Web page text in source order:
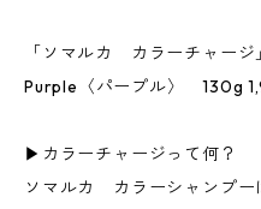
「ソマルカ カラーチャージ
Purple〈パープル〉 130g
▶︎カラーチャージって何？
ソマルカ カラーシャンプー